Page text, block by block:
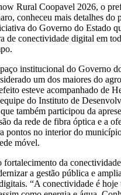
Rural Coopavel 2026, o
conheceu mais detalhes do
do Governo do Estado
de conectividade digital em
institucional do Governo
um dos maiores do
esteve acompanhado de
do Instituto de
também participou da
da rede de fibra óptica e a
pontos no interior do
móvel.
fortalecimento da
a gestão pública e
“A conectividade é hoje